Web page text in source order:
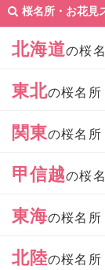
桜名所・お花見
北海道の桜
東北の桜名所
関東の桜名所
甲信越の桜
東海の桜名所
北陸の桜名所